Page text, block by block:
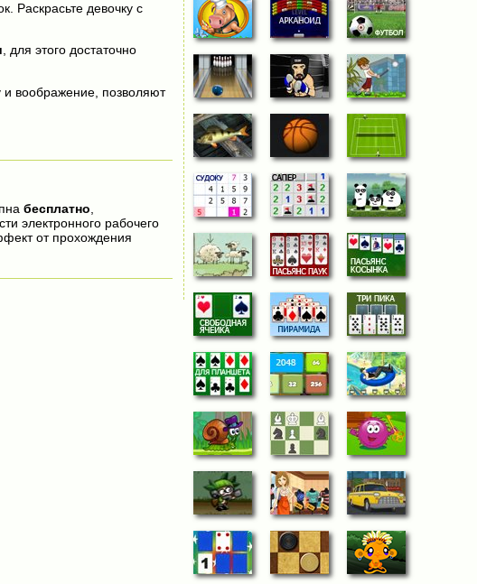
Раскрасьте девочку с
, для этого достаточно
и воображение, позволяют
бесплатно
электронного рабочего
от прохождения